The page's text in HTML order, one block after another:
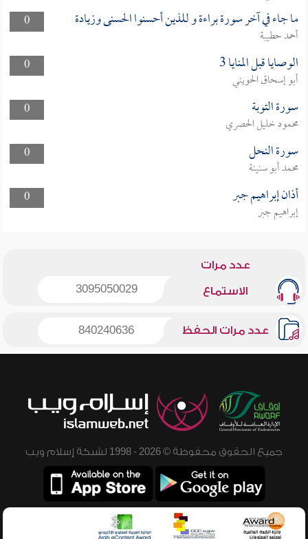
0 ما جاء في آخر سورة براءة و للذين أحسنوا الحسنى وزيادة
أحمد حطيبة
0
الوصايا قبل المنايا 3
أبو إسحاق الحويني
0
سورة التوبة
محمود خليل الحصري
0
سورة النحل
محمد أبو سنينة
0
أذان إبراهيم جبر
إبراهيم جبر
عدد مرات
الاستماع 3095050029
عدد مرات الحفظ 840240636
جميع الحقوق محفوظة © 2026 - 1998 لشبكة إسلام ويب